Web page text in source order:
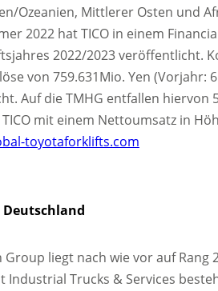
Ozeanien, Mittlerer Osten und
2022 hat TICO in einem
2022/2023 veröffentlicht.
von 759.631Mio. Yen (Vorjahr:
Auf die TMHG entfallen hiervon
mit einem Nettoumsatz in
toyotaforklifts.com
Deutschland
Group liegt nach wie vor auf
Industrial Trucks & Services